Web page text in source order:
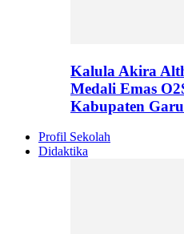
Kalula Akira
Medali Emas
Kabupaten
Profil Sekolah
Didaktika